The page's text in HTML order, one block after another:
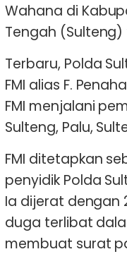
Wahana di
Tengah (Sulteng)
Terbaru, Polda
FMI alias F.
FMI menjalani
Sulteng, Palu,
FMI ditetapkan
penyidik Polda
Ia dijerat dengan
duga terlibat
membuat surat